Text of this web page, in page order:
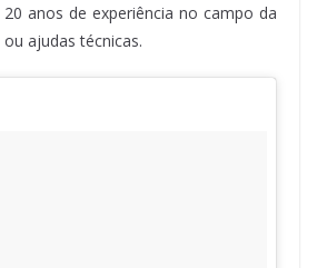
anos de experiência no campo da
ajudas técnicas.